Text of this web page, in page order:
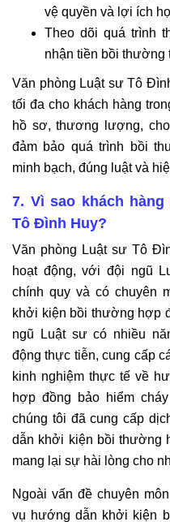
vệ quyền và lợi ích
Theo dõi quá trình
nhận tiền bồi thường
Văn phòng Luật sư Tô
tối đa cho khách hàng
hồ sơ, thương lượng,
đảm bảo quá trình bồi
minh bạch, đúng luật và
7. Vì sao khách
Tô Đình Huy?
Văn phòng Luật sư Tô
hoạt động, với đội ngũ
chính quy và có chuyên
khởi kiện bồi thường hợp
ngũ Luật sư có nhiều
động thực tiễn, cung cấp
kinh nghiệm thực tế về
hợp đồng bảo hiểm
chúng tôi đã cung cấp
dẫn khởi kiện bồi thường
mang lại sự hài lòng cho
Ngoài vấn đề chuyên
vụ hướng dẫn khởi kiện